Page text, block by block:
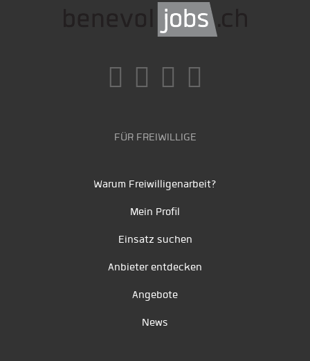
FÜR FREIWILLIGE
Warum Freiwilligenarbeit?
Mein Profil
Einsatz suchen
Anbieter entdecken
Angebote
News